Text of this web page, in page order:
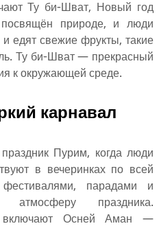
Ту би-Шват, Новый год
природе, и люди
едят свежие фрукты, такие
Ту би-Шват — прекрасный
к окружающей среде.
карнавал
Пурим, когда люди
в вечеринках по всей
парадами и
атмосферу праздника.
включают Осней Аман —